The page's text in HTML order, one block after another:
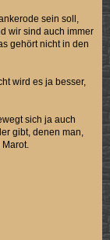
sein soll,
wir sind auch immer
gehört nicht in den
wird es ja besser,
sich ja auch
gibt, denen man,